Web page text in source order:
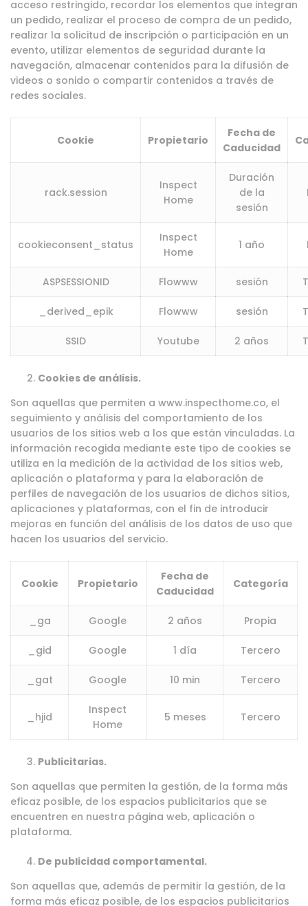
acceso restringido, recordar los elementos que integran
un pedido, realizar el proceso de compra de un pedido,
realizar la solicitud de inscripción o participación en un
evento, utilizar elementos de seguridad durante la
navegación, almacenar contenidos para la difusión de
videos o sonido o compartir contenidos a través de
redes sociales.
Cookie Propietario
Fecha de
Caducidad
rack.session
Inspect
Home
Duración
de la
sesión
cookieconsent_status
Inspect
Home
1 año
ASPSESSIONID Flowww sesión
_derived_epik Flowww sesión
SSID Youtube 2 años
Cookies de análisis.
Son aquellas que permiten a www.inspecthome.co, el
seguimiento y análisis del comportamiento de los
usuarios de los sitios web a los que están vinculadas. La
información recogida mediante este tipo de cookies se
utiliza en la medición de la actividad de los sitios web,
aplicación o plataforma y para la elaboración de
perfiles de navegación de los usuarios de dichos sitios,
aplicaciones y plataformas, con el fin de introducir
mejoras en función del análisis de los datos de uso que
hacen los usuarios del servicio.
Cookie Propietario
Fecha de
Caducidad
Categoría
_ga Google 2 años Propia
_gid Google 1 día Tercero
_gat Google 10 min Tercero
_hjid
Inspect
Home
5 meses Tercero
Publicitarias.
Son aquellas que permiten la gestión, de la forma más
eficaz posible, de los espacios publicitarios que se
encuentren en nuestra página web, aplicación o
plataforma.
De publicidad comportamental.
Son aquellas que, además de permitir la gestión, de la
forma más eficaz posible, de los espacios publicitarios